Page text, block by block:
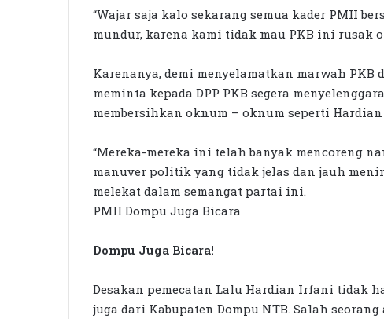
“Wajar saja kalo sekarang semua kader PMII
mundur, karena kami tidak mau PKB ini rusak
Karenanya, demi menyelamatkan marwah PKB
meminta kepada DPP PKB segera
membersihkan oknum – oknum seperti Hardian
“Mereka-mereka ini telah banyak mencoreng
manuver politik yang tidak jelas dan jauh
melekat dalam semangat partai ini.
PMII Dompu Juga Bicara
Dompu Juga Bicara!
Desakan pemecatan Lalu Hardian Irfani tidak
juga dari Kabupaten Dompu NTB. Salah